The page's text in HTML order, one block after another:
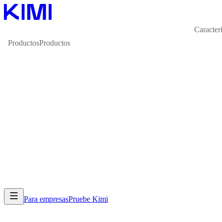
ProductosProductos
Para empresasPruebe Kimi